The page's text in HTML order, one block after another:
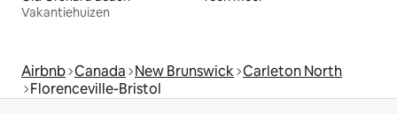
Vakantiehuizen
Airbnb Canada New Brunswick Carleton North
Florenceville-Bristol